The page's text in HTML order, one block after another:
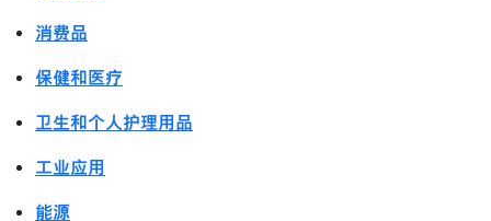
消费品
保健和医疗
卫生和个人护理用品
工业应用
能源